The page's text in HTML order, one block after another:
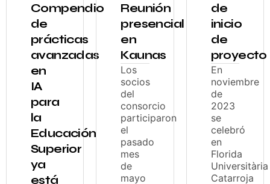
Compendio
de
prácticas
avanzadas
en
IA
para
la
Educación
Superior
ya
está
Reunión
presencial
en
Kaunas
Los
socios
del
consorcio
participaron
el
pasado
mes
de
mayo
de
inicio
de
proyecto
En
noviembre
de
2023
se
celebró
en
Florida
Universitària
Catarroja